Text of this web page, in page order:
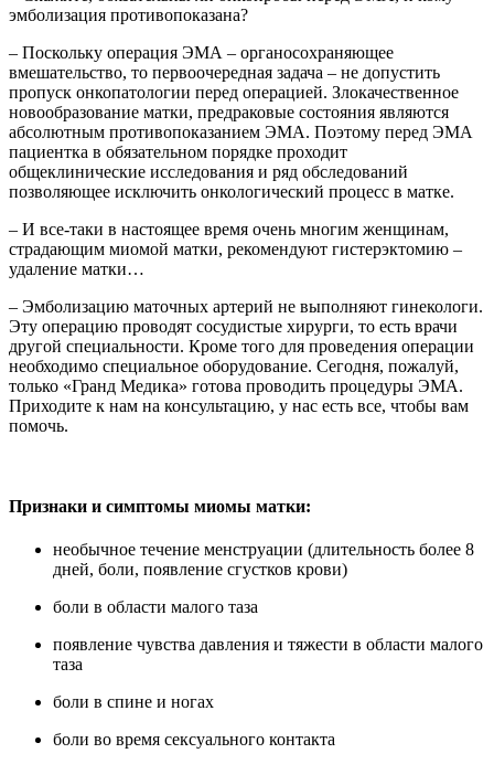
эмболизация противопоказана?
– Поскольку операция ЭМА – органосохраняющее
вмешательство, то первоочередная задача – не допустить
пропуск онкопатологии перед операцией. Злокачественное
новообразование матки, предраковые состояния являются
абсолютным противопоказанием ЭМА. Поэтому перед ЭМА
пациентка в обязательном порядке проходит
общеклинические исследования и ряд обследований
позволяющее исключить онкологический процесс в матке.
– И все-таки в настоящее время очень многим женщинам,
страдающим миомой матки, рекомендуют гистерэктомию –
удаление матки…
– Эмболизацию маточных артерий не выполняют гинекологи.
Эту операцию проводят сосудистые хирурги, то есть врачи
другой специальности. Кроме того для проведения операции
необходимо специальное оборудование. Сегодня, пожалуй,
только «Гранд Медика» готова проводить процедуры ЭМА.
Приходите к нам на консультацию, у нас есть все, чтобы вам
помочь.
Признаки и симптомы миомы матки:
необычное течение менструации (длительность более 8
дней, боли, появление сгустков крови)
боли в области малого таза
появление чувства давления и тяжести в области малого
таза
боли в спине и ногах
боли во время сексуального контакта